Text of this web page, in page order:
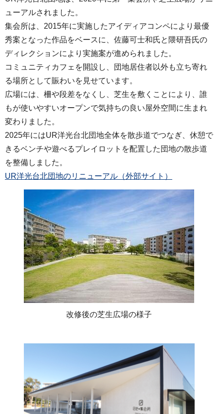
ューアルされました。
集会所は、2015年に実施したアイディアコンペにより最優
秀案となった作品をベースに、佐藤可士和氏と隈研吾氏の
ディレクションにより実施案が進められました。
コミュニティカフェを開設し、団地居住者以外も立ち寄れ
る場所として賑わいを見せています。
広場には、柵や段差をなくし、芝生を敷くことにより、誰
もが使いやすいオープンで気持ちの良い屋外空間に生まれ
変わりました。
2025年にはUR洋光台北団地全体を散歩道でつなぎ、休憩で
きるベンチや遊べるプレイロットを配置した団地の散歩道
を整備しました。
UR洋光台北団地のリニューアル（外部サイト）
改修後の芝生広場の様子